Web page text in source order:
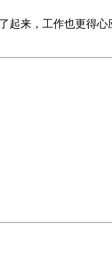
起来，工作也更得心